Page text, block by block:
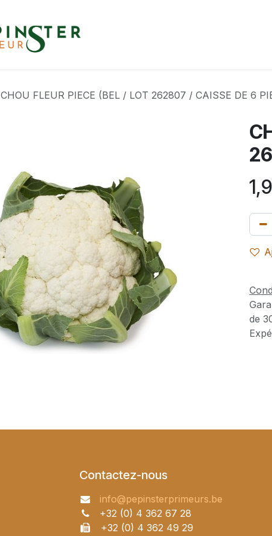
CHOU FLEUR PIECE (BEL / LOT 262807 / CAISSE DE 6
de
Contactez-nous
info@pepinsterprimeurs.be
+32 (0) 4 362 67 28
+32 (0) 4 362 49 29